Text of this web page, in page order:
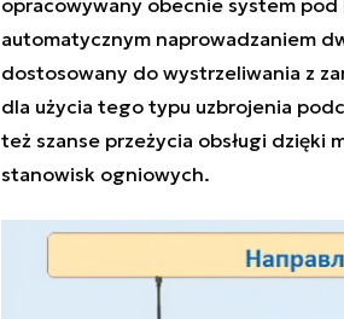
opracowywany obecnie system pod
automatycznym naprowadzaniem
dostosowany do wystrzeliwania z
dla użycia tego typu uzbrojenia
też szanse przeżycia obsługi dzięki
stanowisk ogniowych.